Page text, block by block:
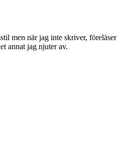
men när jag inte skriver, föreläser
annat jag njuter av.